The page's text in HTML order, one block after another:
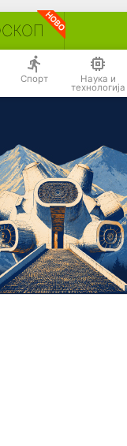
Спорт Наука и
технологија